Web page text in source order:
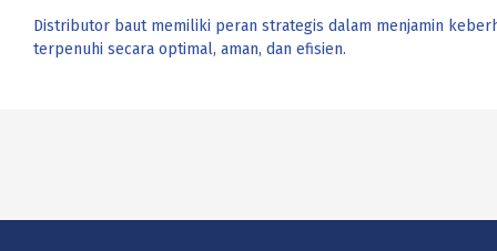
Distributor baut memiliki peran strategis dalam menjamin
terpenuhi secara optimal, aman, dan efisien.